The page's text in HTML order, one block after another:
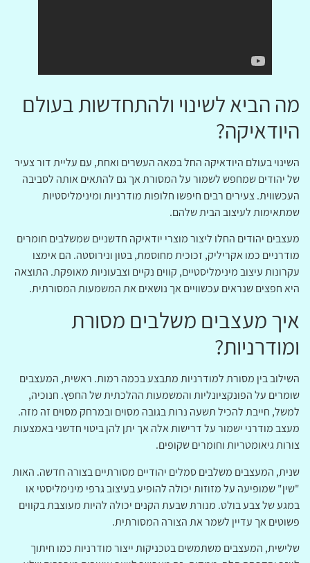
מה הביא לשינוי ולהתחדשות בעולם
היודאיקה?
השינוי בעולם היודאיקה החל במאה העשרים ואחת, עם עליית דור צעיר
של יהודים שמחפש לשמור על המסורת אך גם להתאים אותה לסביבה
העכשווית. צעירים רבים חיפשו חלופות מודרניות ומינימליסטיות
שמתאימות לעיצוב הבית שלהם.
מעצבים יהודים החלו ליצור מוצרי יודאיקה חדשניים שמשלבים חומרים
מודרניים כמו אקריליק, זכוכית מחוסמת, בטון ונירוסטה. הם אימצו
עקרונות עיצוב מינימליסטיים, קווים נקיים וצבעוניות מאופקת. התוצאה
היא חפצים שנראים עכשוויים אך נושאים את המשמעות המסורתית.
איך מעצבים משלבים מסורת
ומודרניות?
השילוב בין מסורת למודרניות מתבצע בכמה רמות. ראשית, המעצבים
שומרים על הפונקציונליות והמשמעות ההלכתית של החפץ. חנוכיה,
למשל, חייבת להכיל תשעה נרות בגובה מסוים ובמרחק מסוים זה מזה.
מעצב מודרני ישמור על דרישות אלה אך יתן להן ביטוי חדשני באמצעות
צורות גיאומטריות וחומרים שקופים.
שנית, המעצבים משלבים סמלים יהודיים מסורתיים בצורה חדשה. האות
"שין" שמופיעה על מזוזות יכולה להופיע בעיצוב גרפי מינימליסטי או
במגע של צבע בולט. מנורת שבעת הקנים יכולה להיות מעוצבת בקווים
פשוטים אך עדיין לשמר את הצורה המסורתית.
שלישית, המעצבים משתמשים בטכניקות ייצור מודרניות כמו חיתוך